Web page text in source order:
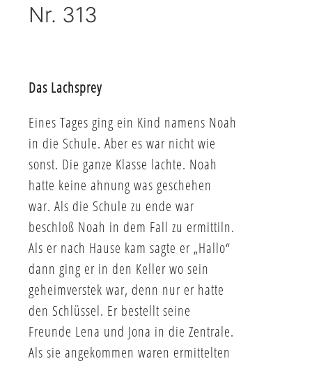
Nr. 313
Das Lachsprey
Eines Tages ging ein Kind namens Noah
in die Schule. Aber es war nicht wie
sonst. Die ganze Klasse lachte. Noah
hatte keine ahnung was geschehen
war. Als die Schule zu ende war
beschloß Noah in dem Fall zu ermittiln.
Als er nach Hause kam sagte er „Hallo“
dann ging er in den Keller wo sein
geheimverstek war, denn nur er hatte
den Schlüssel. Er bestellt seine
Freunde Lena und Jona in die Zentrale.
Als sie angekommen waren ermittelten